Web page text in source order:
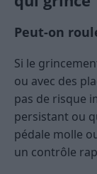
Peut-on
Si le
ou avec des
pas de risque
persistant ou
pédale molle
un contrôle